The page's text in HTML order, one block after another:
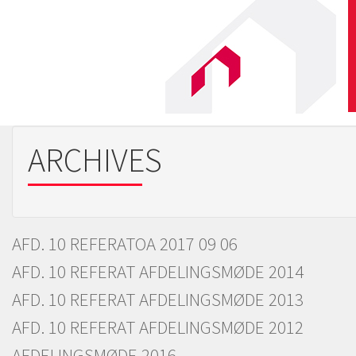
ARCHIVES
AFD. 10 REFERATOA 2017 09 06
AFD. 10 REFERAT AFDELINGSMØDE 2014
AFD. 10 REFERAT AFDELINGSMØDE 2013
AFD. 10 REFERAT AFDELINGSMØDE 2012